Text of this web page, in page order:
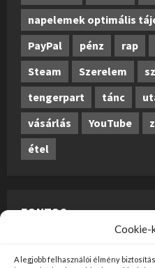
Cookie-
A legjobb felhasználói élmény
napelemek optimális
PayPal
pénz rap
Steam
Szerelem
tengerpart
tánc
vásárlás
YouTube
étel
FONTOS